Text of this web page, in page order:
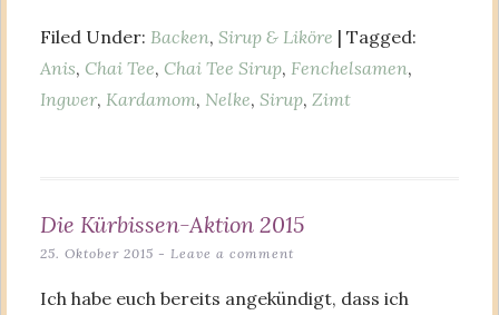
Filed Under: Backen, Sirup & Liköre | Tagged:
Anis, Chai Tee, Chai Tee Sirup, Fenchelsamen,
Ingwer, Kardamom, Nelke, Sirup, Zimt
Die Kürbissen-Aktion 2015
25. Oktober 2015 Leave a comment
Ich habe euch bereits angekündigt, dass ich